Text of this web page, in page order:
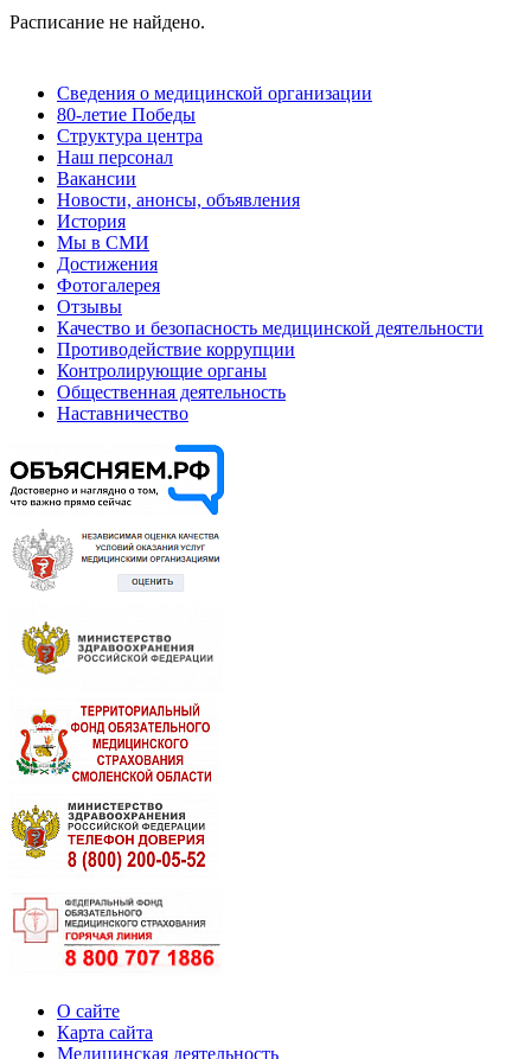
Расписание не найдено.
Сведения о медицинской организации
80-летие Победы
Структура центра
Наш персонал
Вакансии
Новости, анонсы, объявления
История
Мы в СМИ
Достижения
Фотогалерея
Отзывы
Качество и безопасность медицинской деятельности
Противодействие коррупции
Контролирующие органы
Общественная деятельность
Наставничество
О сайте
Карта сайта
Медицинская деятельность